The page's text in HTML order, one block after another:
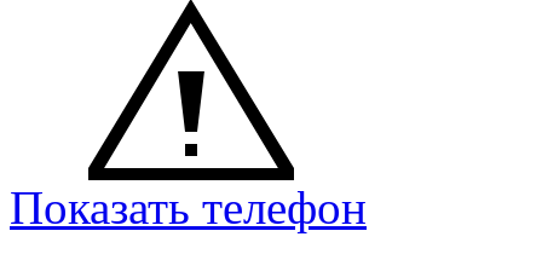
Показать телефон